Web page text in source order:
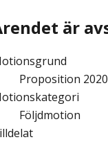
är
Proposition
Följdmotion